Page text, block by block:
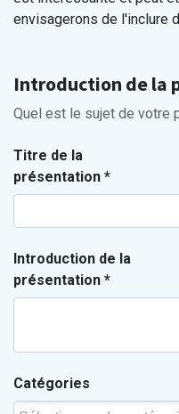
envisagerons de l'inclure
Introduction de la
Quel est le sujet de votre
Titre de la
présentation *
Introduction de la
présentation *
Catégories